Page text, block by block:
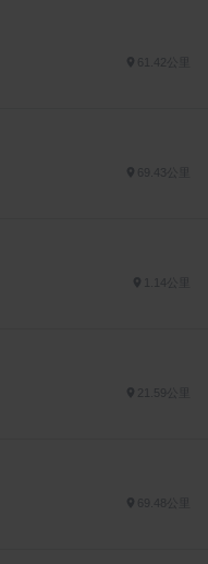
61.42公里
69.43公里
1.14公里
21.59公里
69.48公里